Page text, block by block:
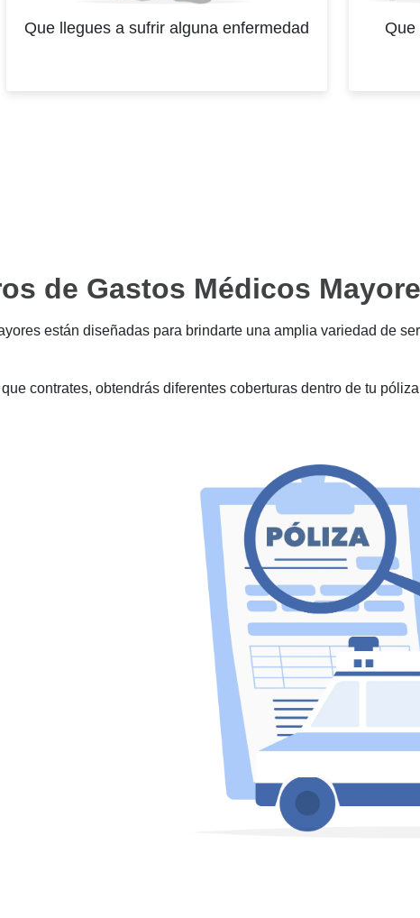
Que llegues a sufrir alguna enfermedad Que
de Gastos Médicos
están diseñadas para brindarte una amplia variedad de
contrates, obtendrás diferentes coberturas dentro de tu